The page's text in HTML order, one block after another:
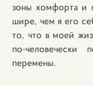
зоны комфорта и
шире, чем я его
то, что в моей
по-
перемены.